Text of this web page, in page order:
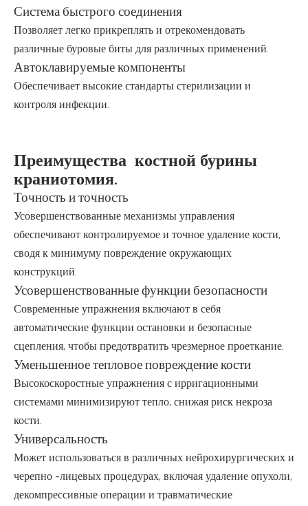
Система быстрого соединения
Позволяет легко прикреплять и отрекомендовать
различные буровые биты для различных применений.
Автоклавируемые компоненты
Обеспечивает высокие стандарты стерилизации и
контроля инфекции.
Преимущества костной бурины
краниотомия.
Точность и точность
Усовершенствованные механизмы управления
обеспечивают контролируемое и точное удаление кости,
сводя к минимуму повреждение окружающих
конструкций.
Усовершенствованные функции безопасности
Современные упражнения включают в себя
автоматические функции остановки и безопасные
сцепления, чтобы предотвратить чрезмерное проеткание.
Уменьшенное тепловое повреждение кости
Высокоскоростные упражнения с ирригационными
системами минимизируют тепло, снижая риск некроза
кости.
Универсальность
Может использоваться в различных нейрохирургических и
черепно -лицевых процедурах, включая удаление опухоли,
декомпрессивные операции и травматические